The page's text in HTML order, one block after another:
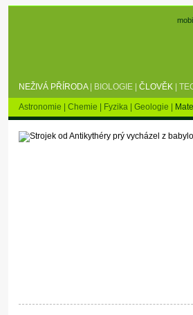
NEŽIVÁ PŘÍRODA| BIOLOGIE | ČLOVĚK |
Astronomie | Chemie | Fyzika | Geologie |